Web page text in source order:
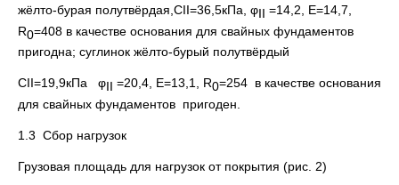
жёлто-бурая полутвёрдая,СII=36,5кПа, φII =14,2, Е=14,7,
R0=408 в качестве основания для свайных фундаментов
пригодна; суглинок жёлто-бурый полутвёрдый
СII=19,9кПа φII =20,4, Е=13,1, R0=254 в качестве основания
для свайных фундаментов пригоден.
1.3 Сбор нагрузок
Грузовая площадь для нагрузок от покрытия (рис. 2)